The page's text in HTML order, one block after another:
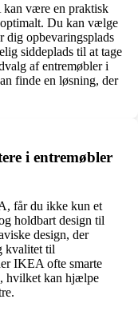
kan være en praktisk
Du kan vælge
dig opbevaringsplads
siddeplads til at tage
af entremøbler i
finde en løsning, der
i entremøbler
får du ikke kun et
holdbart design til
design, der
kvalitet til
IKEA ofte smarte
hvilket kan hjælpe